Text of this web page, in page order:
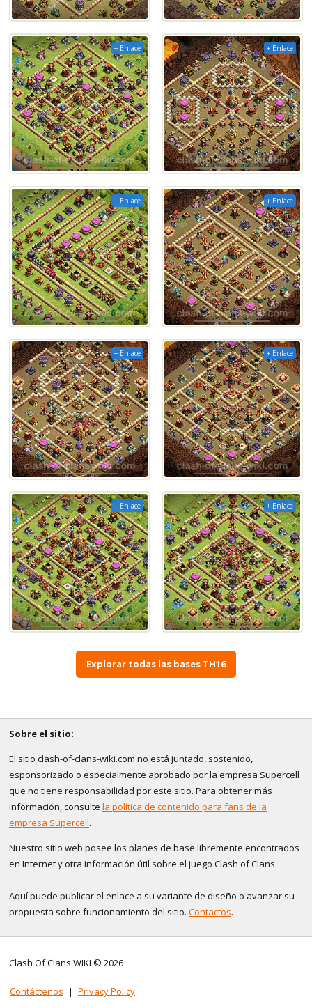
+ Enlace + Enlace
+ Enlace + Enlace
+ Enlace + Enlace
+ Enlace + Enlace
Explorar todas las bases TH16
Sobre el sitio:
El sitio clash-of-clans-wiki.com no está juntado, sostenido,
esponsorizado o especialmente aprobado por la empresa Supercell
que no tiene responsabilidad por este sitio. Para obtener más
información, consulte la política de contenido para fans de la
empresa Supercell.
Nuestro sitio web posee los planes de base libremente encontrados
en Internet y otra información útil sobre el juego Clash of Clans.
Aquí puede publicar el enlace a su variante de diseño o avanzar su
propuesta sobre funcionamiento del sitio. Contactos.
Clash Of Clans WIKI © 2026
Contáctenos | Privacy Policy